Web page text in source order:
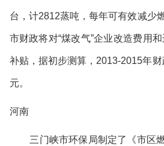
台，计2812蒸吨，每年可有效减少
市财政将对“煤改气”企业改造费用
补贴，据初步测算， 2013-2015年财
元。
河南
三门峡市环保局制定了《市区